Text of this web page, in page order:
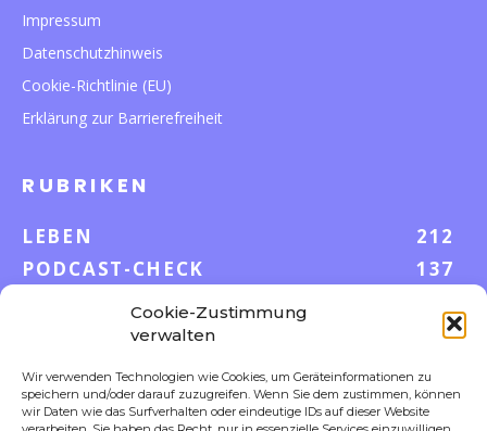
Cookie-Zustimmung
verwalten
Wir verwenden Technologien wie Cookies, um Geräteinformationen zu
speichern und/oder darauf zuzugreifen. Wenn Sie dem zustimmen, können
wir Daten wie das Surfverhalten oder eindeutige IDs auf dieser Website
Impressum
Datenschutzhinweis
Cookie-Richtlinie (EU)
Erklärung zur Barrierefreiheit
RUBRIKEN
LEBEN
212
PODCAST-CHECK
137
GELD & KARRIERE
43
AUF UND DAVON
S-POOL VORTEILE
35